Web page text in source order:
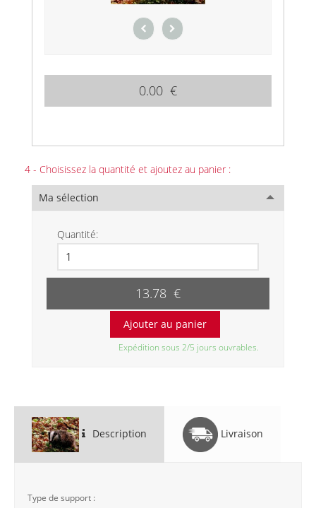
0.00 €
4 - Choisissez la quantité et ajoutez au panier :
Ma sélection
Quantité:
13.78 €
Expédition sous 2/5 jours ouvrables.
Description Livraison
Type de support :